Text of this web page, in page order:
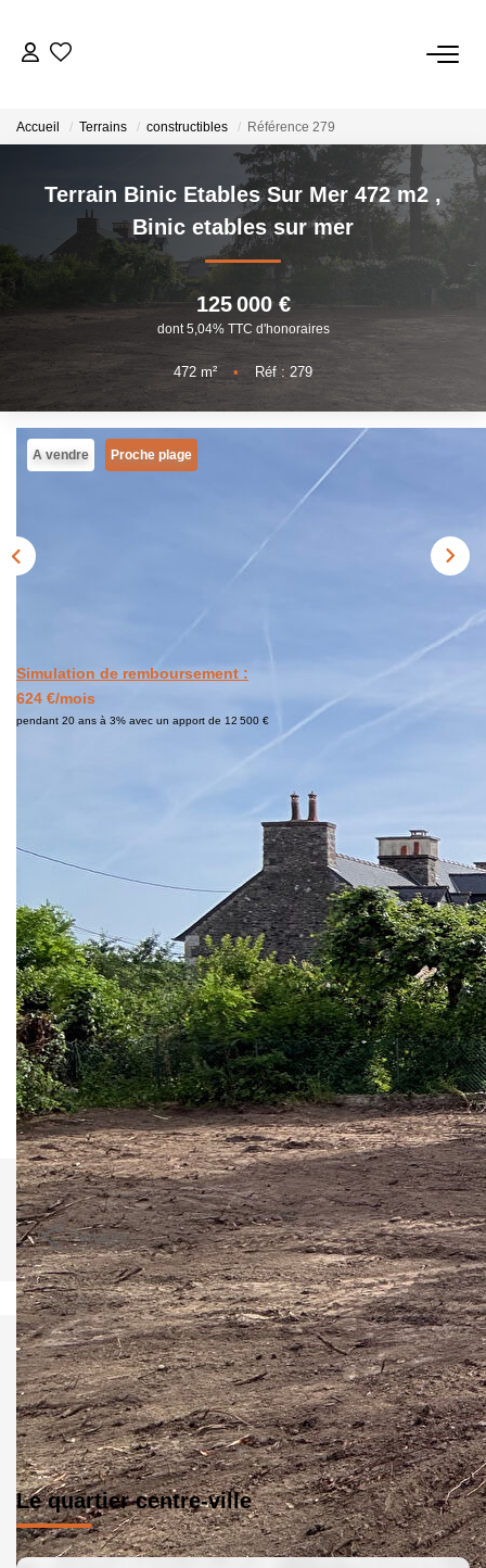
LOCATIONS
ESTIMATION
BIENS VENDUS
NOTRE AGENCE
CONTACT
Accueil Terrains constructibles Référence 279
Terrain Binic Etables Sur Mer 472 m2 ,
Binic etables sur mer
125 000 €
dont 5,04% TTC d'honoraires
472 m² • Réf : 279
A vendre Proche plage
Simulation de remboursement :
624 €/mois
pendant 20 ans à 3% avec un apport de 12 500 €
Réf : 279
ACCES CONSEIL IMMOBILIER vous présente ce terrain
constructible plat d'une surface de 472 m²
Raccordement à prévoir (eau, électricité, tout à l'égout).
Bon emplacement
Proche centre d'Etables
** €125 000 honoraires inclus|€119 000 hors honoraires|Honoraires : 5.04%
TTC à la charge de l'acquéreur
Nos honoraires Nous contacter
Imprimer
Partager Calculer mon budget
Le quartier centre-ville